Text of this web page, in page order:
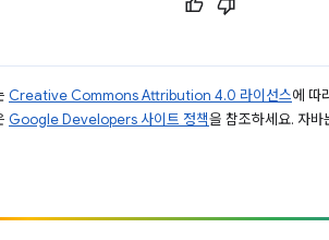
Creative Commons Attribution 4.0 라이선스에 따
Google Developers 사이트 정책을 참조하세요. 자